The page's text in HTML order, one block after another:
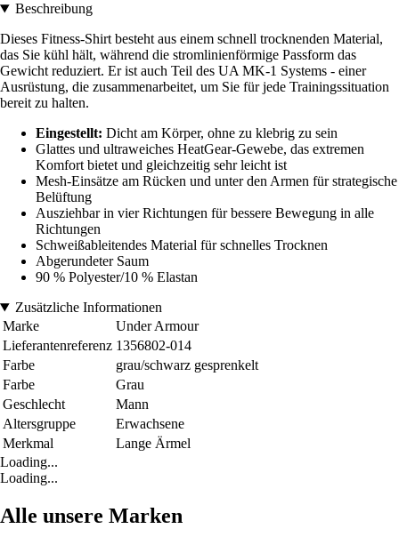
Beschreibung
Dieses Fitness-Shirt besteht aus einem schnell trocknenden Material,
das Sie kühl hält, während die stromlinienförmige Passform das
Gewicht reduziert. Er ist auch Teil des UA MK-1 Systems - einer
Ausrüstung, die zusammenarbeitet, um Sie für jede Trainingssituation
bereit zu halten.
Eingestellt: Dicht am Körper, ohne zu klebrig zu sein
Glattes und ultraweiches HeatGear-Gewebe, das extremen
Komfort bietet und gleichzeitig sehr leicht ist
Mesh-Einsätze am Rücken und unter den Armen für strategische
Belüftung
Ausziehbar in vier Richtungen für bessere Bewegung in alle
Richtungen
Schweißableitendes Material für schnelles Trocknen
Abgerundeter Saum
90 % Polyester/10 % Elastan
Zusätzliche Informationen
Marke
Under Armour
Lieferantenreferenz 1356802-014
Farbe
grau/schwarz gesprenkelt
Farbe
Grau
Geschlecht
Mann
Altersgruppe
Erwachsene
Merkmal
Lange Ärmel
Loading...
Loading...
Alle unsere Marken